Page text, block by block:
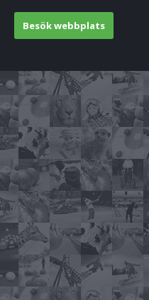
Besök webbplats